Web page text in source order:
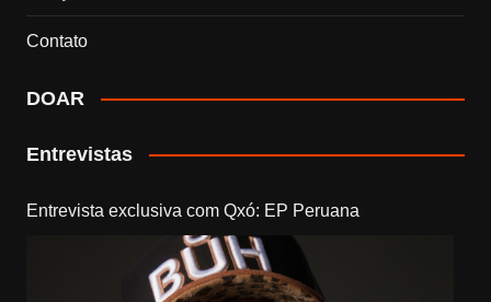
Contato
DOAR
Entrevistas
Entrevista exclusiva com Qxó: EP Peruana